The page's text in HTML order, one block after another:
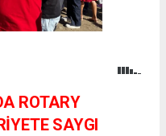
ROTARY
SAYGI